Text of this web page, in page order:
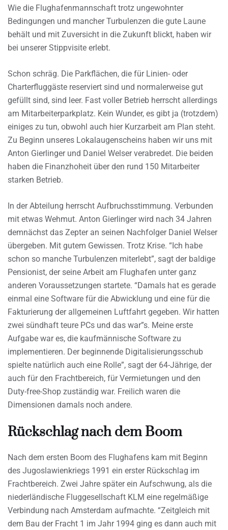
Wie die Flughafenmannschaft trotz ungewohnter
Bedingungen und mancher Turbulenzen die gute Laune
behält und mit Zuversicht in die Zukunft blickt, haben wir
bei unserer Stippvisite erlebt.
Schon schräg. Die Parkflächen, die für Linien- oder
Charterfluggäste reserviert sind und normalerweise gut
gefüllt sind, sind leer. Fast voller Betrieb herrscht allerdings
am Mitarbeiterparkplatz. Kein Wunder, es gibt ja (trotzdem)
einiges zu tun, obwohl auch hier Kurzarbeit am Plan steht.
Zu Beginn unseres Lokalaugenscheins haben wir uns mit
Anton Gierlinger und Daniel Welser verabredet. Die beiden
haben die Finanzhoheit über den rund 150 Mitarbeiter
starken Betrieb.
In der Abteilung herrscht Aufbruchsstimmung. Verbunden
mit etwas Wehmut. Anton Gierlinger wird nach 34 Jahren
demnächst das Zepter an seinen Nachfolger Daniel Welser
übergeben. Mit gutem Gewissen. Trotz Krise. “Ich habe
schon so manche Turbulenzen miterlebt”, sagt der baldige
Pensionist, der seine Arbeit am Flughafen unter ganz
anderen Voraussetzungen startete. “Damals hat es gerade
einmal eine Software für die Abwicklung und eine für die
Fakturierung der allgemeinen Luftfahrt gegeben. Wir hatten
zwei sündhaft teure PCs und das war”s. Meine erste
Aufgabe war es, die kaufmännische Software zu
implementieren. Der beginnende Digitalisierungsschub
spielte natürlich auch eine Rolle”, sagt der 64-Jährige, der
auch für den Frachtbereich, für Vermietungen und den
Duty-free-Shop zuständig war. Freilich waren die
Dimensionen damals noch andere.
Rückschlag nach dem Boom
Nach dem ersten Boom des Flughafens kam mit Beginn
des Jugoslawienkriegs 1991 ein erster Rückschlag im
Frachtbereich. Zwei Jahre später ein Aufschwung, als die
niederländische Fluggesellschaft KLM eine regelmäßige
Verbindung nach Amsterdam aufmachte. “Zeitgleich mit
dem Bau der Fracht 1 im Jahr 1994 ging es dann auch mit